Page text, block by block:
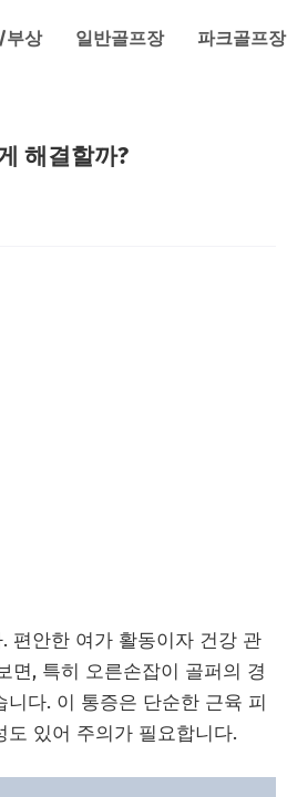
부상 일반골프장 파크골프장
해결할까?
편안한 여가 활동이자 건강 관
면, 특히 오른손잡이 골퍼의 경
다. 이 통증은 단순한 근육 피
있어 주의가 필요합니다.